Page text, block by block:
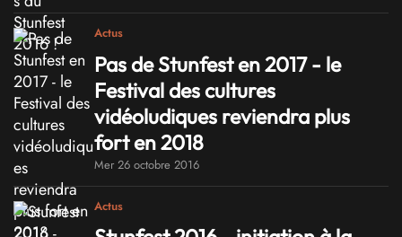
Actus
Pas de Stunfest en 2017 - le
Festival des cultures
vidéoludiques reviendra plus
fort en 2018
Mer 26 octobre 2016
Actus